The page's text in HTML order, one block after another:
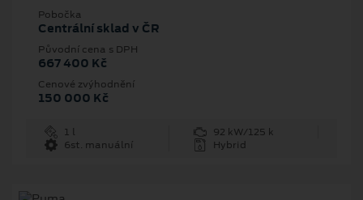
Pobočka
Centrální sklad v ČR
Původní cena s DPH
667 400 Kč
Cenové zvýhodnění
150 000 Kč
1 l
92 kW/125 k
6st. manuální
Hybrid